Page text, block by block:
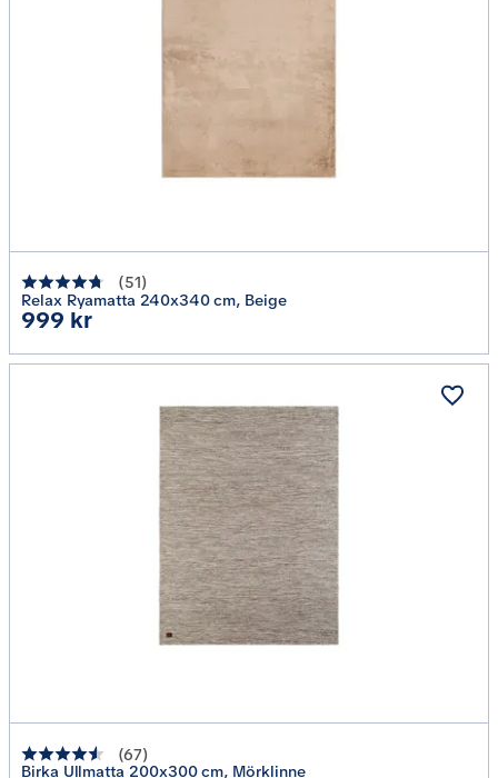
(51)
Relax Ryamatta 240x340 cm, Beige
Pris
999 kr
(67)
Birka Ullmatta 200x300 cm, Mörklinne